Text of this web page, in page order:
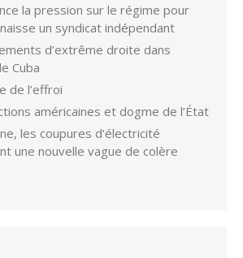
la pression sur le régime pour
un syndicat indépendant
d’extrême droite dans
Cuba
de l’effroi
américaines et dogme de l’État
les coupures d’électricité
une nouvelle vague de colère